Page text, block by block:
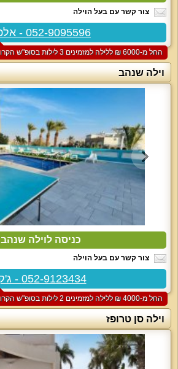
צור קשר עם בעל הוילה
052-9095596 - אלכס
החל מ-‏6000 ₪ ללילה למזמינים 3 לילות בסופ"ש הקרוב
וילה שנהב
כניסה לוילה שנהב
צור קשר עם בעל הוילה
052-9123434 - ג'קי
החל מ-‏4000 ₪ ללילה למזמינים 2 לילות בסופ"ש הקרוב
וילה סן טרופז